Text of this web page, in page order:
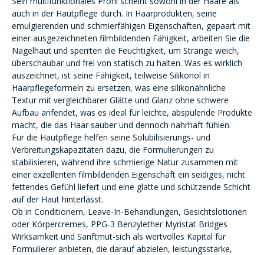
auch in der Hautpflege durch. In Haarprodukten, seine
emulgierenden und schmierfähigen Eigenschaften, gepaart mit
einer ausgezeichneten filmbildenden Fähigkeit, arbeiten Sie die
Nagelhaut und sperrten die Feuchtigkeit, um Stränge weich,
überschaubar und frei von statisch zu halten. Was es wirklich
auszeichnet, ist seine Fähigkeit, teilweise Silikonöl in
Haarpflegeformeln zu ersetzen, was eine silikonähnliche
Textur mit vergleichbarer Glätte und Glanz ohne schwere
Aufbau anfendet, was es ideal für leichte, abspülende Produkte
macht, die das Haar sauber und dennoch nahrhaft fühlen.
Für die Hautpflege helfen seine Solubilisierungs- und
Verbreitungskapazitäten dazu, die Formulierungen zu
stabilisieren, während ihre schmierige Natur zusammen mit
einer exzellenten filmbildenden Eigenschaft ein seidiges, nicht
fettendes Gefühl liefert und eine glatte und schützende Schicht
auf der Haut hinterlässt.
Ob in Conditionern, Leave-In-Behandlungen, Gesichtslotionen
oder Körpercremes, PPG-3 Benzylether Myristat Bridges
Wirksamkeit und Sanftmut-sich als wertvolles Kapital für
Formulierer anbieten, die darauf abzielen, leistungsstarke,